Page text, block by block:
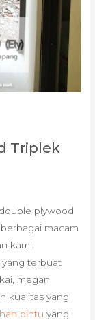
Triplek
plywood
macam
kami
terbuat
megan
kualitas yang
pintu yang